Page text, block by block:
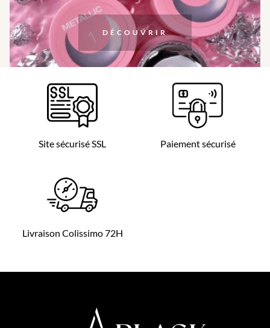
DÉCOUVRIR
Site sécurisé SSL Paiement sécurisé
Livraison Colissimo 72H